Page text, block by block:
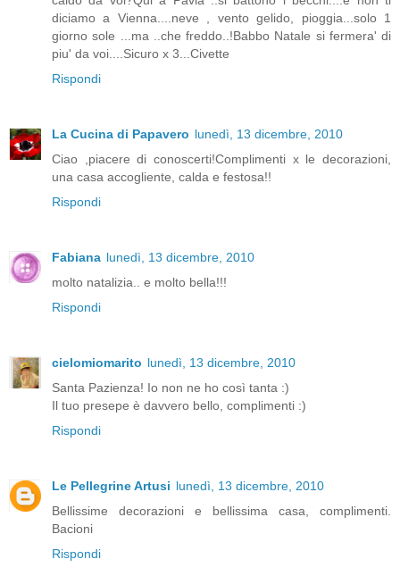
diciamo a Vienna....neve , vento gelido, pioggia...solo 1
giorno sole ...ma ..che freddo..!Babbo Natale si fermera' di
piu' da voi....Sicuro x 3...Civette
Rispondi
La Cucina di Papavero lunedì, 13 dicembre, 2010
Ciao ,piacere di conoscerti!Complimenti x le decorazioni,
una casa accogliente, calda e festosa!!
Rispondi
Fabiana lunedì, 13 dicembre, 2010
molto natalizia.. e molto bella!!!
Rispondi
cielomiomarito lunedì, 13 dicembre, 2010
Santa Pazienza! Io non ne ho così tanta :)
Il tuo presepe è davvero bello, complimenti :)
Rispondi
Le Pellegrine Artusi lunedì, 13 dicembre, 2010
Bellissime decorazioni e bellissima casa, complimenti.
Bacioni
Rispondi